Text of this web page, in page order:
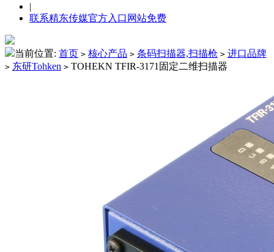
|
联系精东传媒官方入口网站免费
当前位置: 首页 > 核心产品 > 条码扫描器,扫描枪 > 进口品牌
> 东研Tohken > TOHEKN TFIR-3171固定二维扫描器